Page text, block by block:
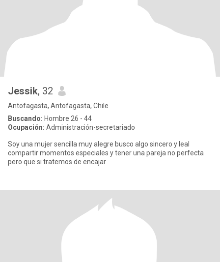
Jessik, 32
Antofagasta, Antofagasta, Chile
Buscando: Hombre 26 - 44
Ocupación: Administración-secretariado
Soy una mujer sencilla muy alegre busco algo sincero y leal
compartir momentos especiales y tener una pareja no perfecta
pero que si tratemos de encajar